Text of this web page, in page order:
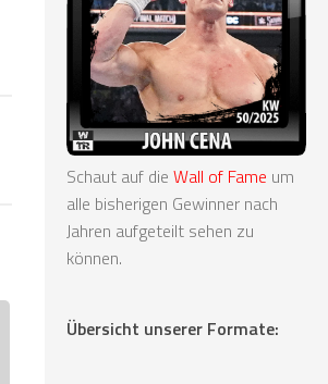
Schaut auf die Wall of Fame um
alle bisherigen Gewinner nach
Jahren aufgeteilt sehen zu
können.
Übersicht unserer Formate: